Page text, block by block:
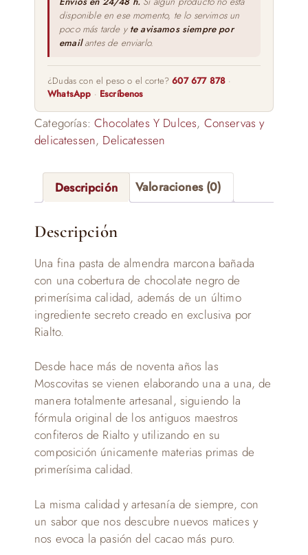
disponible en ese momento, te lo servimos un
poco más tarde y te avisamos siempre por
emailantes de enviarlo.
¿Dudas con el peso o el corte?607 677 878 ·
WhatsApp · Escríbenos
Categorías:Chocolates Y Dulces, Conservas y
delicatessen, Delicatessen
Descripción Valoraciones (0)
Descripción
Una fina pasta de almendra marcona bañada
con una cobertura de chocolate negro de
primerísima calidad, además de un último
ingrediente secreto creado en exclusiva por
Rialto.
Desde hace más de noventa años las
Moscovitas se vienen elaborando una a una, de
manera totalmente artesanal, siguiendo la
fórmula original de los antiguos maestros
confiteros de Rialto y utilizando en su
composición únicamente materias primas de
primerísima calidad.
La misma calidad y artesanía de siempre, con
un sabor que nos descubre nuevos matices y
nos evoca la pasión del cacao más puro.